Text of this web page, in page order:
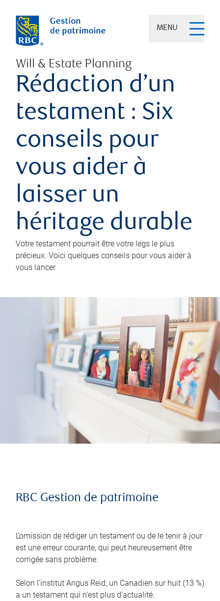
MENU
Will & Estate Planning
Rédaction d’un
testament : Six
conseils pour
vous aider à
laisser un
héritage durable
Votre testament pourrait être votre legs le plus
précieux. Voici quelques conseils pour vous aider à
vous lancer.
RBC Gestion de patrimoine
L’omission de rédiger un testament ou de le tenir à jour
est une erreur courante, qui peut heureusement être
corrigée sans problème.
Selon l’institut Angus Reid, un Canadien sur huit (13 %)
a un testament qui n’est plus d’actualité.